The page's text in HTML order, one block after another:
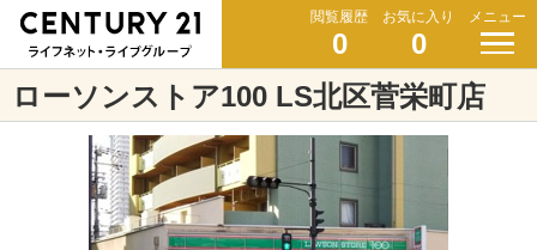
閲覧履歴
0
お気に入り
0
メニュー
ローソンストア100 LS北区菅栄町店